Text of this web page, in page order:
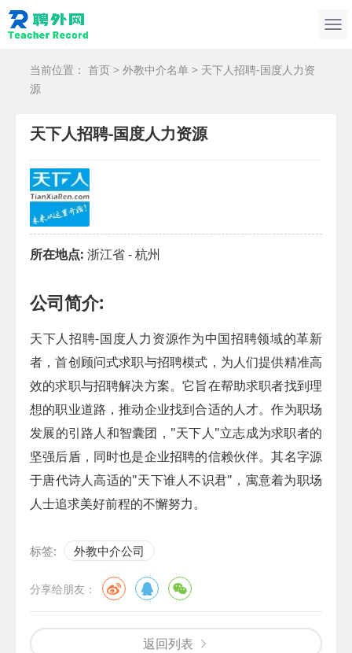
当前位置： 首页 > 外教中介名单 > 天下人招聘-国度人力资
源
天下人招聘-国度人力资源
所在地点: 浙江省 - 杭州
公司简介:
天下人招聘-国度人力资源作为中国招聘领域的革新
者，首创顾问式求职与招聘模式，为人们提供精准高
效的求职与招聘解决方案。它旨在帮助求职者找到理
想的职业道路，推动企业找到合适的人才。作为职场
发展的引路人和智囊团，"天下人"立志成为求职者的
坚强后盾，同时也是企业招聘的信赖伙伴。其名字源
于唐代诗人高适的"天下谁人不识君"，寓意着为职场
人士追求美好前程的不懈努力。
标签: 外教中介公司
分享给朋友：
返回列表